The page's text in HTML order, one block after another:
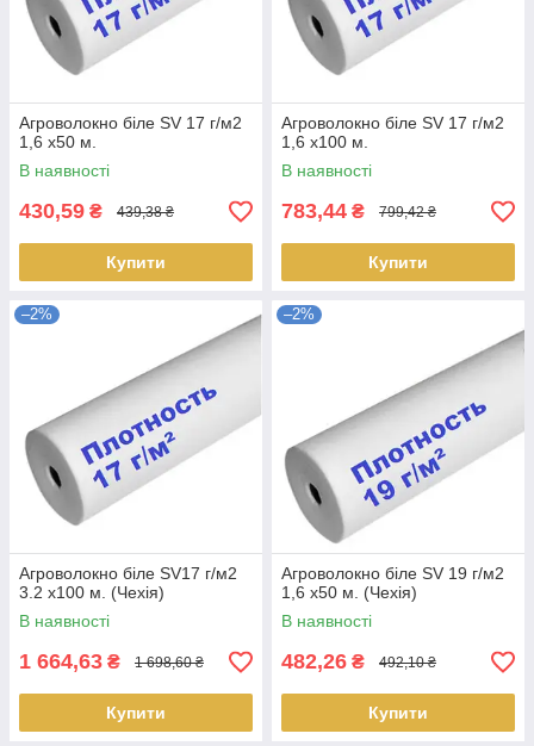
Агроволокно біле SV 17 г/м2
1,6 х50 м.
В наявності
430,59 ₴ 439,38 ₴
Купити
Агроволокно біле SV 17 г/м2
1,6 х100 м.
В наявності
783,44 ₴ 799,42 ₴
Купити
–2%
Агроволокно біле SV17 г/м2
3.2 х100 м. (Чехія)
В наявності
1 664,63 ₴ 1 698,60 ₴
Купити
–2%
Агроволокно біле SV 19 г/м2
1,6 х50 м. (Чехія)
В наявності
482,26 ₴ 492,10 ₴
Купити